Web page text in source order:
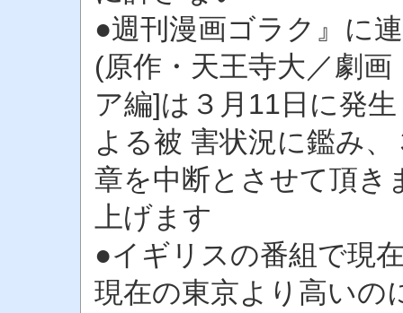
●週刊漫画ゴラク』に
(原作・天王寺大／劇
ア編]は３月11日に発
よる被 害状況に鑑み
章を中断とさせて頂き
上げます
●イギリスの番組で現
現在の東京より高いの